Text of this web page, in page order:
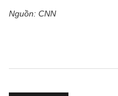
Nguồn: CNN